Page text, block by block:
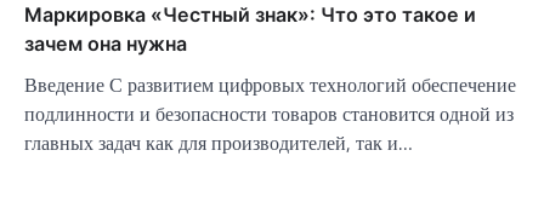
Маркировка «Честный знак»: Что это такое и
зачем она нужна
Введение С развитием цифровых технологий обеспечение
подлинности и безопасности товаров становится одной из
главных задач как для производителей, так и…